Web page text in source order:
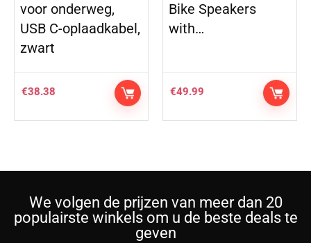
voor onderweg,
USB C-oplaadkabel,
zwart
€38.38
Bike Speakers
with…
€49.99
We volgen de prijzen van meer dan 20
populairste winkels om u de beste deals te
geven